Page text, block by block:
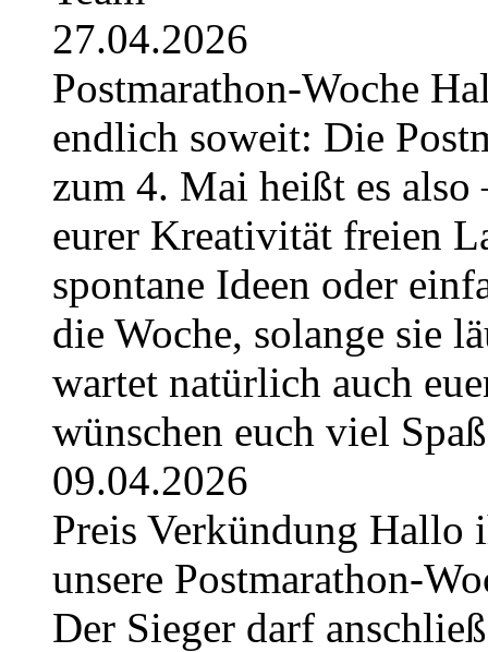
27.04.2026
Postmarathon-Woche
endlich soweit: Die
zum 4. Mai heißt es also
eurer Kreativität freien
spontane Ideen oder
die Woche, solange sie
wartet natürlich auch
wünschen euch viel
09.04.2026
Preis Verkündung Hallo
unsere Postmarathon-
Der Sieger darf